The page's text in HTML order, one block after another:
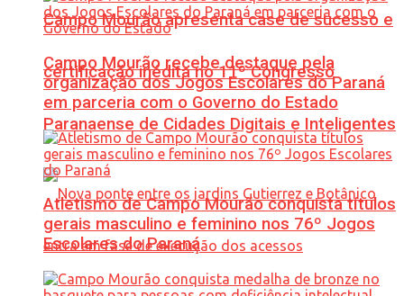
Campo Mourão apresenta case de sucesso e
certificação inédita no 11º Congresso
Paranaense de Cidades Digitais e Inteligentes
Campo Mourão recebe destaque pela
organização dos Jogos Escolares do Paraná
em parceria com o Governo do Estado
Atletismo de Campo Mourão conquista títulos
gerais masculino e feminino nos 76º Jogos
Escolares do Paraná